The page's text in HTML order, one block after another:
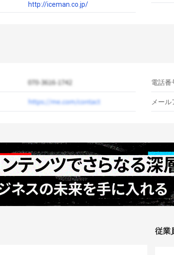
http://iceman.co.jp/
電話番
メール
従業